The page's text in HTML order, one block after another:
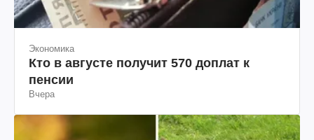
Экономика
Кто в августе получит 570 доплат к
пенсии
Вчера